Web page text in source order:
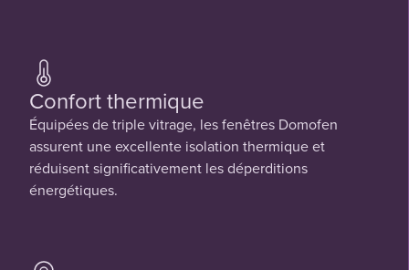
Confort thermique
Équipées de triple vitrage, les fenêtres Domofen
assurent une excellente isolation thermique et
réduisent significativement les déperditions
énergétiques.